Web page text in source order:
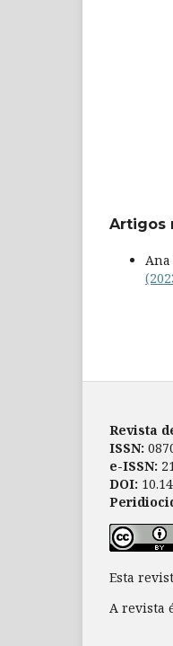
Artigos
Revista
ISSN:
e-ISSN:
DOI:
Esta
A revista